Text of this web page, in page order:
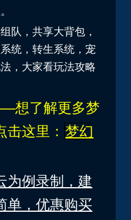
队，共享大背包，
统，转生系统，宠
，大家看玩法攻略
了解更多梦
这里： 梦幻
为例录制，建
单，优惠购买